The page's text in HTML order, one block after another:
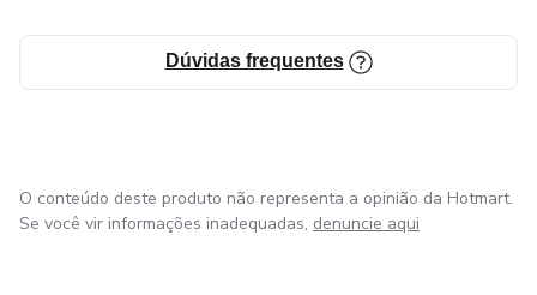
Dúvidas frequentes
O conteúdo deste produto não representa a opinião da Hotmart.
Se você vir informações inadequadas, denuncie aqui